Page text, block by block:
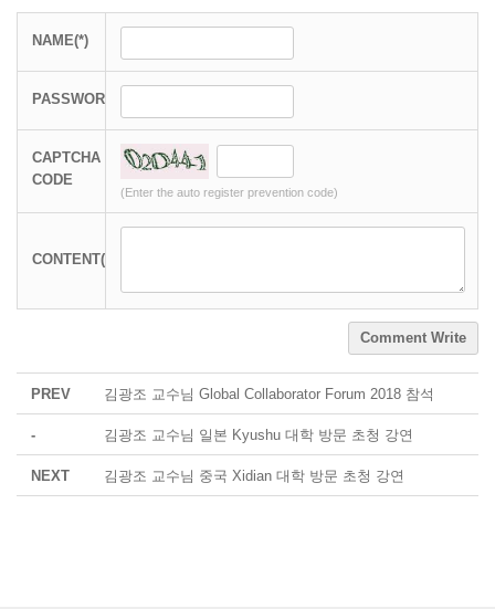
NAME(*)
PASSWORD(*)
CAPTCHA
CODE
(Enter the auto register prevention code)
CONTENT(*)
Comment Write
PREV 김광조 교수님 Global Collaborator Forum 2018 참석
- 김광조 교수님 일본 Kyushu 대학 방문 초청 강연
NEXT 김광조 교수님 중국 Xidian 대학 방문 초청 강연